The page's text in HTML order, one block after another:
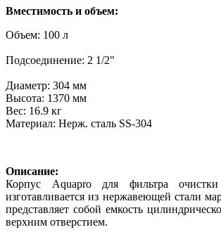
Вместимость и объем:
Объем: 100 л
Подсоединение: 2 1/2"
Диаметр: 304 мм
Высота: 1370 мм
Вес: 16.9 кг
Материал: Нерж. сталь SS-304
Описание:
Корпус Aquapro для фильтра
изготавливается из нержавеющей стали
представляет собой емкость
верхним отверстием.